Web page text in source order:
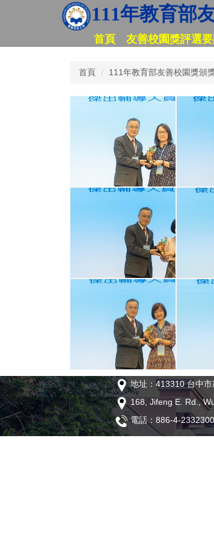
111年教育部
首頁 友善校園獎評選
首頁 111年教育部友善校園獎頒
地址：413310 台中
168, Jifeng E. Rd.,
電話：886-4-